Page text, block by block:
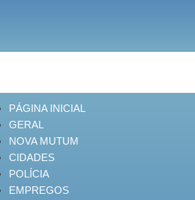
PÁGINA INICIAL
GERAL
NOVA MUTUM
CIDADES
POLÍCIA
EMPREGOS